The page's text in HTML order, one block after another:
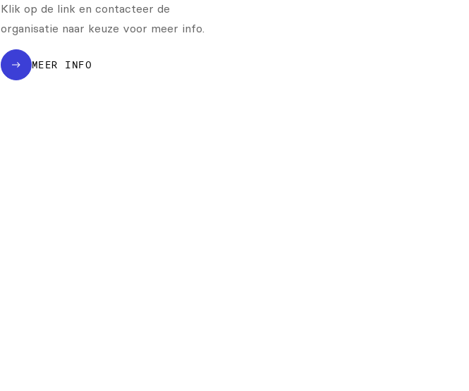
Klik op de link en contacteer de
organisatie naar keuze voor meer info.
MEER INFO